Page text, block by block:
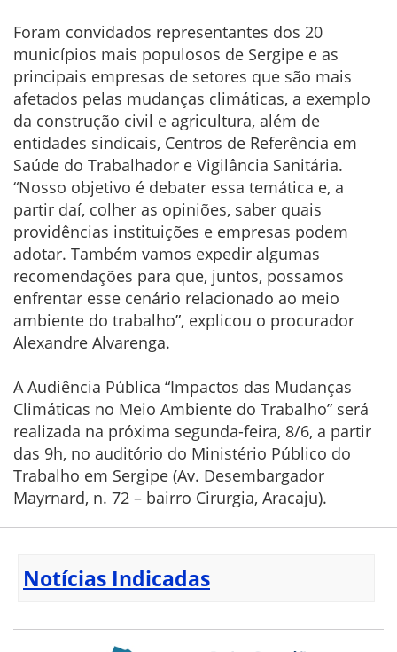
Foram convidados representantes dos 20
municípios mais populosos de Sergipe e as
principais empresas de setores que são mais
afetados pelas mudanças climáticas, a exemplo
da construção civil e agricultura, além de
entidades sindicais, Centros de Referência em
Saúde do Trabalhador e Vigilância Sanitária.
“Nosso objetivo é debater essa temática e, a
partir daí, colher as opiniões, saber quais
providências instituições e empresas podem
adotar. Também vamos expedir algumas
recomendações para que, juntos, possamos
enfrentar esse cenário relacionado ao meio
ambiente do trabalho”, explicou o procurador
Alexandre Alvarenga.
A Audiência Pública “Impactos das Mudanças
Climáticas no Meio Ambiente do Trabalho” será
realizada na próxima segunda-feira, 8/6, a partir
das 9h, no auditório do Ministério Público do
Trabalho em Sergipe (Av. Desembargador
Mayrnard, n. 72 – bairro Cirurgia, Aracaju).
Notícias Indicadas